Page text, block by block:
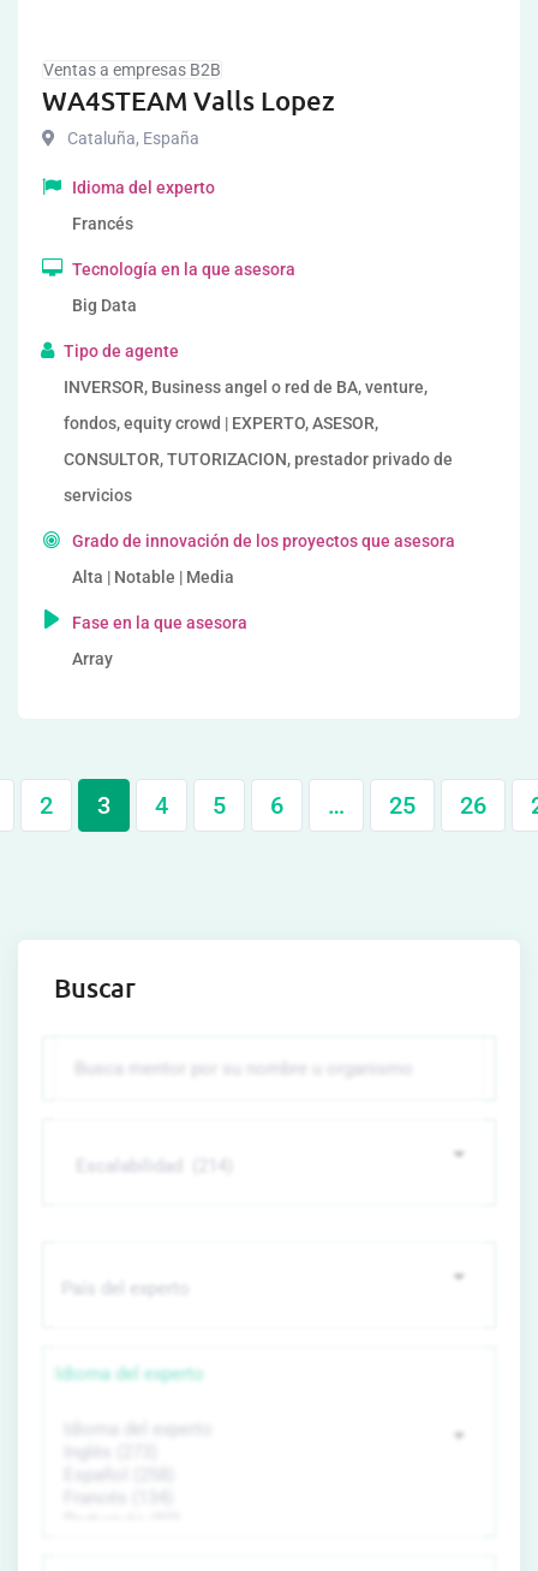
Ventas a empresas B2B
WA4STEAM Valls Lopez
Cataluña, España
Idioma del experto
Francés
Tecnología en la que asesora
Big Data
Tipo de agente
INVERSOR, Business angel o red de BA, venture,
fondos, equity crowd | EXPERTO, ASESOR,
CONSULTOR, TUTORIZACION, prestador privado de
servicios
Grado de innovación de los proyectos que asesora
Alta | Notable | Media
Fase en la que asesora
Array
2 3 4 5 6 … 25 26
Buscar
Idioma del experto